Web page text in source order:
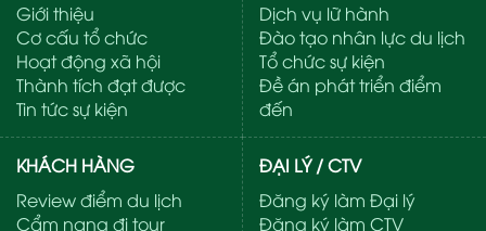
Giới thiệu
Cơ cấu tổ chức
Hoạt động xã hội
Thành tích đạt được
Tin tức sự kiện
Dịch vụ lữ hành
Đào tạo nhân lực du lịch
Tổ chức sự kiện
Đề án phát triển điểm
đến
KHÁCH HÀNG
Review điểm du lịch
Cẩm nang đi tour
ĐẠI LÝ / CTV
Đăng ký làm Đại lý
Đăng ký làm CTV